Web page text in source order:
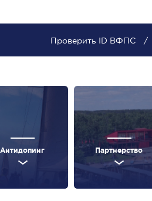
Проверить ID ВФПС
Антидопинг Партнерство